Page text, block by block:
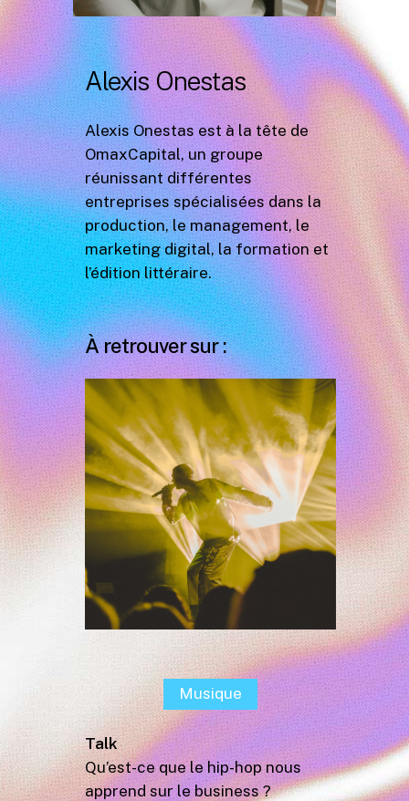
Alexis Onestas
Alexis Onestas est à la tête de
OmaxCapital, un groupe
réunissant différentes
entreprises spécialisées dans la
production, le management, le
marketing digital, la formation et
l’édition littéraire.
À retrouver sur :
Musique
Talk
Qu’est-ce que le hip-hop nous
apprend sur le business ?